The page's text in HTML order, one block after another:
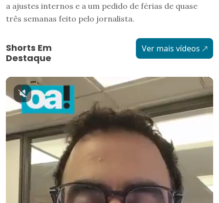
a ajustes internos e a um pedido de férias de quase
três semanas feito pelo jornalista.
Shorts Em
Destaque
Ver mais vídeos